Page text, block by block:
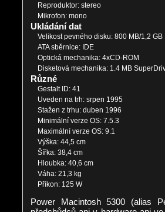
Reproduktor: stereo
Mikrofon: mono
Ukládání dat
Velikost pevného disku: 800 MB/1,2 GB
ATA sběrnice: IDE
Optická mechanika: 4xCD-ROM
Disketová mechanika: 1.4 MB
Různé
Gestalt ID: 41
Uveden na trh: srpen 1995
Stažen z trhu: duben 1996
Minimální verze OS: 7.5.3
Maximální verze OS: 9.1
Výška: 44,5 cm
Šířka: 38,4 cm
Hloubka: 40,6 cm
Váha: 21,3 kg
Příkon: 125 W
Power Macintosh 5300 (alias